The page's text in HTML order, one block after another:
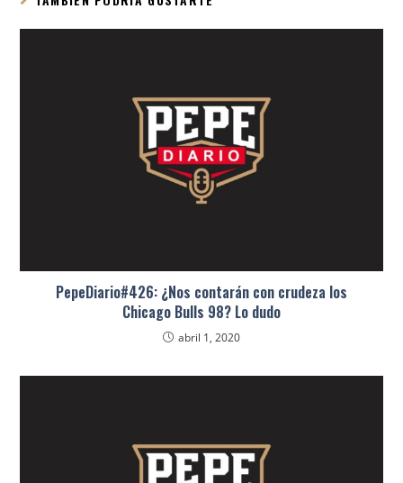
PepeDiario#426: ¿Nos contarán con crudeza los
Chicago Bulls 98? Lo dudo
abril 1, 2020